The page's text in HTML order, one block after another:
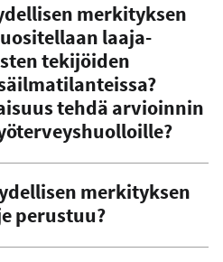
merkityksen
laaja-
tekijöiden
tehdä arvioinnin
merkityksen
perustuu?